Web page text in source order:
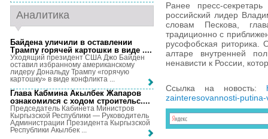
Ранее пресс-
российский лидер
словам Пескова,
традиционно с
русофобская риторика.
алтаре внутренней
ненависти к России,
Ссылка на новость:
zainteresovannosti-
Аналитика
Байдена уличили в оставлении
Трампу горячей картошки в виде ....
Уходящий президент США Джо Байден
оставил избранному американскому
лидеру Дональду Трампу «горячую
картошку» в виде конфликта ...
Глава Кабмина Акылбек Жапаров
ознакомился с ходом строительс....
Председатель Кабинета Министров
Кыргызской Республики — Руководитель
Администрации Президента Кыргызской
Республики Акылбек ...